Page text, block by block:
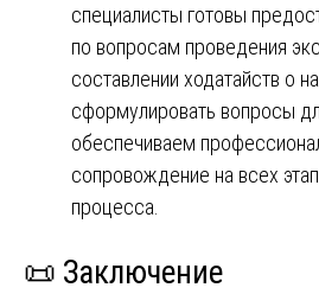
специалисты готовы
по вопросам проведения
составлении ходатайств о
сформулировать вопросы
обеспечиваем
сопровождение на всех
процесса.
📜 Заключение